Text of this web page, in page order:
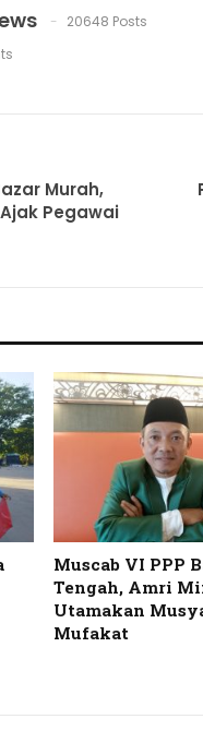
20648 Posts
Murah,
Pegawai
Muscab VI PPP
Tengah, Amri
Utamakan
Mufakat